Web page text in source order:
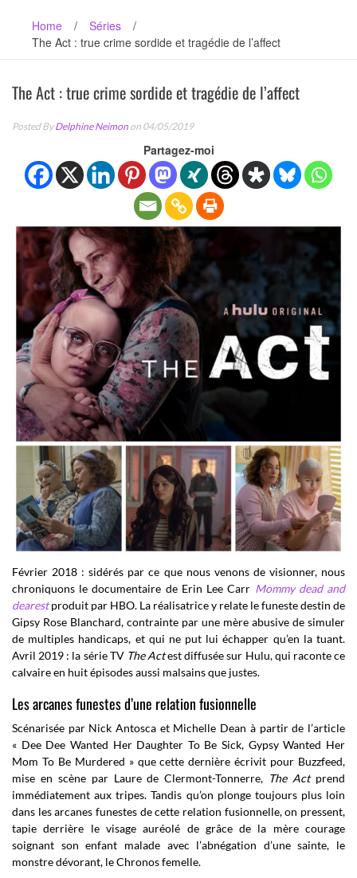
Home / Séries
/
The Act : true crime sordide et tragédie de l’affect
The Act : true crime sordide et tragédie de l’affect
Posted ByDelphine Neimon on 04/05/2019
Partagez-moi
Février 2018 : sidérés par ce que nous venons de visionner, nous
chroniquons le documentaire de Erin Lee Carr Mommy dead and
dearestproduit par HBO. La réalisatrice y relate le funeste destin de
Gipsy Rose Blanchard, contrainte par une mère abusive de simuler
de multiples handicaps, et qui ne put lui échapper qu’en la tuant.
Avril 2019 : la série TV The Actest diffusée sur Hulu, qui raconte ce
calvaire en huit épisodes aussi malsains que justes.
Les arcanes funestes d’une relation fusionnelle
Scénarisée par Nick Antosca et Michelle Dean à partir de l’article
« Dee Dee Wanted Her Daughter To Be Sick, Gypsy Wanted Her
Mom To Be Murdered » que cette dernière écrivit pour Buzzfeed,
mise en scène par Laure de Clermont-Tonnerre, The Act prend
immédiatement aux tripes. Tandis qu’on plonge toujours plus loin
dans les arcanes funestes de cette relation fusionnelle, on pressent,
tapie derrière le visage auréolé de grâce de la mère courage
soignant son enfant malade avec l’abnégation d’une sainte, le
monstre dévorant, le Chronos femelle.